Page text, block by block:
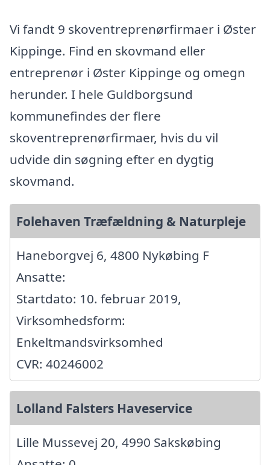
Vi fandt 9 skoventreprenørfirmaer i Øster
Kippinge. Find en skovmand eller
entreprenør i Øster Kippinge og omegn
herunder. I hele Guldborgsund
kommunefindes der flere
skoventreprenørfirmaer, hvis du vil
udvide din søgning efter en dygtig
skovmand.
Folehaven Træfældning & Naturpleje
Haneborgvej 6, 4800 Nykøbing F
Ansatte:
Startdato: 10. februar 2019,
Virksomhedsform:
Enkeltmandsvirksomhed
CVR: 40246002
Lolland Falsters Haveservice
Lille Mussevej 20, 4990 Sakskøbing